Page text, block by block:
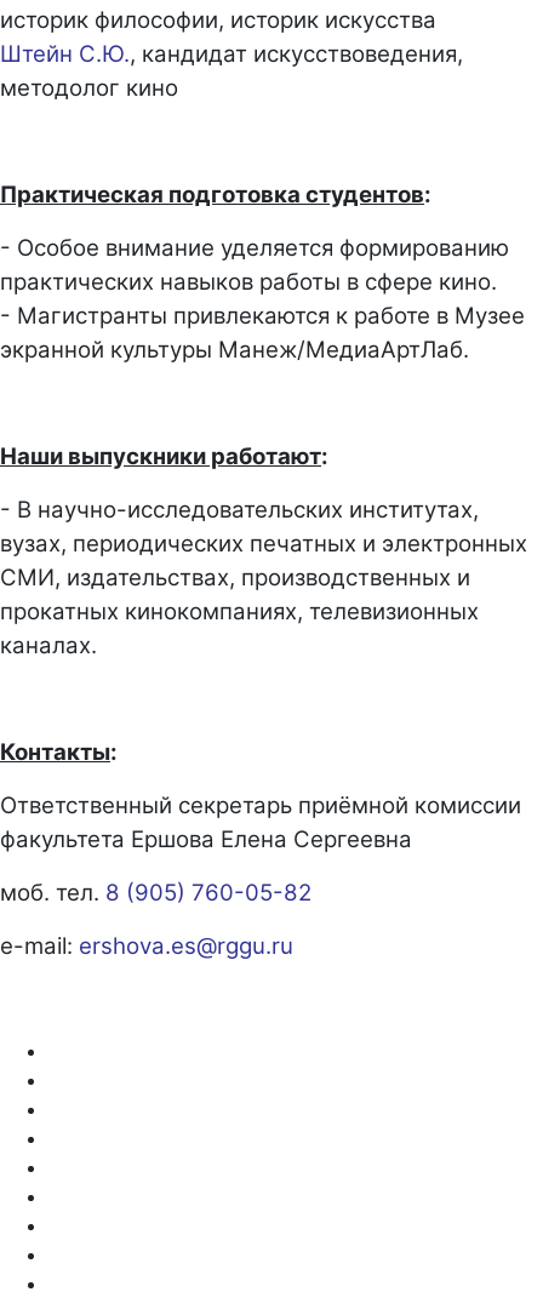
историк философии, историк искусства
Штейн С.Ю., кандидат искусствоведения,
методолог кино
Практическая подготовка студентов:
- Особое внимание уделяется формированию
практических навыков работы в сфере кино.
- Магистранты привлекаются к работе в Музее
экранной культуры Манеж/МедиаАртЛаб.
Наши выпускники работают:
- В научно-исследовательских институтах,
вузах, периодических печатных и электронных
СМИ, издательствах, производственных и
прокатных кинокомпаниях, телевизионных
каналах.
Контакты:
Ответственный секретарь приёмной комиссии
факультета Ершова Елена Сергеевна
моб. тел. 8 (905) 760-05-82
e-mail: ershova.es@rggu.ru